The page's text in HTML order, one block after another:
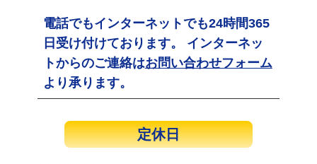
電話でもインターネットでも24時間365
日受け付けております。 インターネッ
トからのご連絡はお問い合わせフォーム
より承ります。
定休日